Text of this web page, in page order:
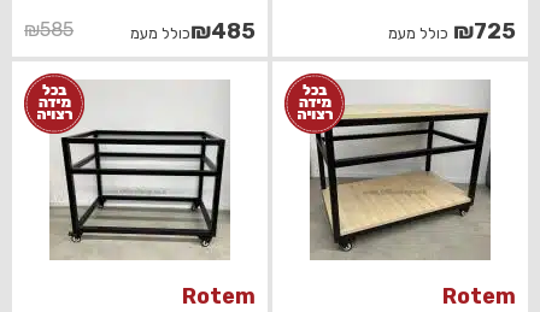
₪725 כולל מעמ ₪585
המחיר
המקורי
היה:
₪485
המחיר
הנוכחי
הוא:
כולל מעמ
Rotem
Rotem